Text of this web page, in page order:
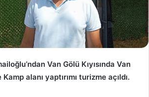
Van Gölü Kıyısında Van
alanı yaptırımı turizme açıldı.